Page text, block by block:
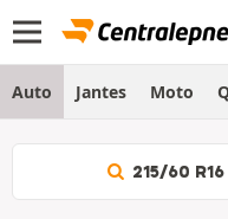
Auto Jantes Moto
215/60